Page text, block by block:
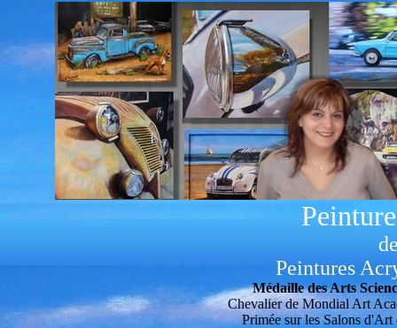
Peintures
Médaille des Arts
Chevalier de Mondial Art
Primée sur les Salons